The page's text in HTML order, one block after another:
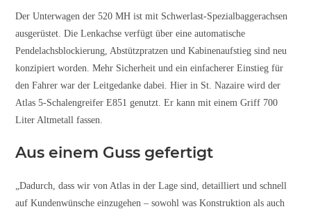
Der Unterwagen der 520 MH ist mit Schwerlast-Spezialbaggerachsen
ausgerüstet. Die Lenkachse verfügt über eine automatische
Pendelachsblockierung, Abstützpratzen und Kabinenaufstieg sind neu
konzipiert worden. Mehr Sicherheit und ein einfacherer Einstieg für
den Fahrer war der Leitgedanke dabei. Hier in St. Nazaire wird der
Atlas 5-Schalengreifer E851 genutzt. Er kann mit einem Griff 700
Liter Altmetall fassen.
Aus einem Guss gefertigt
„Dadurch, dass wir von Atlas in der Lage sind, detailliert und schnell
auf Kundenwünsche einzugehen – sowohl was Konstruktion als auch